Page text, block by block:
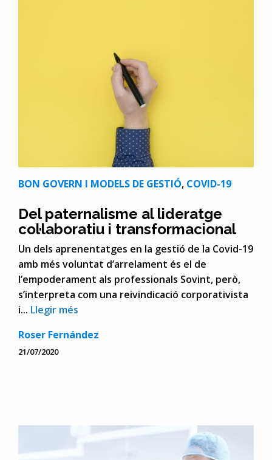
BON GOVERN I MODELS DE GESTIÓ, COVID-19
Del paternalisme al lideratge
col·laboratiu i transformacional
Un dels aprenentatges en la gestió de la Covid-19
amb més voluntat d’arrelament és el de
l’empoderament als professionals Sovint, però,
s’interpreta com una reivindicació corporativista
i... Llegir més
Roser Fernández
21/07/2020